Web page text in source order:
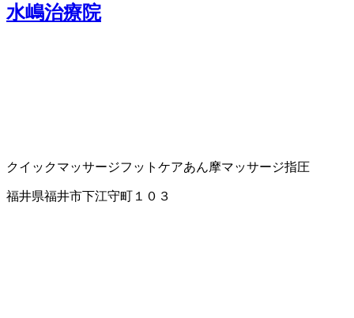
水嶋治療院
クイックマッサージフットケアあん摩マッサージ指圧
福井県福井市下江守町１０３